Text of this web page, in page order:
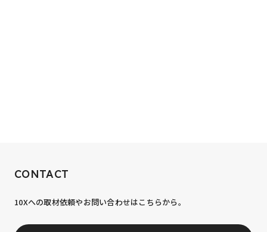
あなたの力が、必要です。
CONTACT
10Xへの取材依頼やお問い合わせはこちらから。